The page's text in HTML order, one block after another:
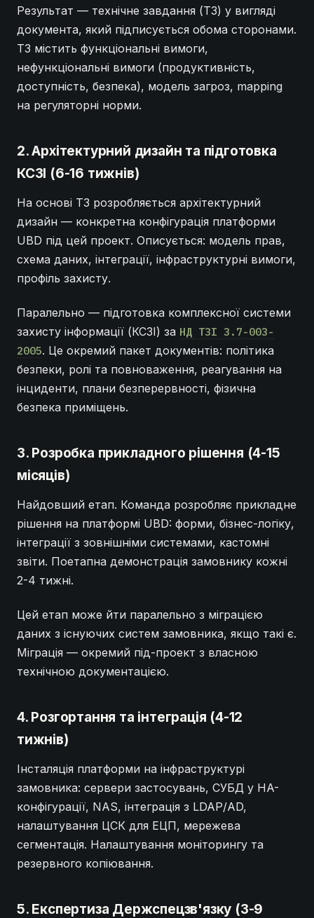
Результат — технічне завдання (ТЗ) у вигляді
документа, який підписується обома сторонами.
ТЗ містить функціональні вимоги,
нефункціональні вимоги (продуктивність,
доступність, безпека), модель загроз, mapping
на регуляторні норми.
2. Архітектурний дизайн та підготовка
КСЗІ (6-16 тижнів)
На основі ТЗ розробляється архітектурний
дизайн — конкретна конфігурація платформи
UBD під цей проект. Описується: модель прав,
схема даних, інтеграції, інфраструктурні вимоги,
профіль захисту.
Паралельно — підготовка комплексної системи
захисту інформації (КСЗІ) за НД ТЗІ 3.7-003-
2005. Це окремий пакет документів: політика
безпеки, ролі та повноваження, реагування на
інциденти, плани безперервності, фізична
безпека приміщень.
3. Розробка прикладного рішення (4-15
місяців)
Найдовший етап. Команда розробляє прикладне
рішення на платформі UBD: форми, бізнес-логіку,
інтеграції з зовнішніми системами, кастомні
звіти. Поетапна демонстрація замовнику кожні
2-4 тижні.
Цей етап може йти паралельно з міграцією
даних з існуючих систем замовника, якщо такі є.
Міграція — окремий під-проект з власною
технічною документацією.
4. Розгортання та інтеграція (4-12
тижнів)
Інсталяція платформи на інфраструктурі
замовника: сервери застосувань, СУБД у HA-
конфігурації, NAS, інтеграція з LDAP/AD,
налаштування ЦСК для ЕЦП, мережева
сегментація. Налаштування моніторингу та
резервного копіювання.
5. Експертиза Держспецзв'язку (3-9